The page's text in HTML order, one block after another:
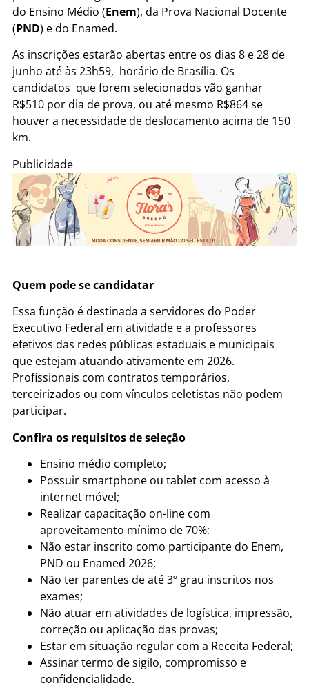
do Ensino Médio (Enem), da Prova Nacional Docente
(PND) e do Enamed.
As inscrições estarão abertas entre os dias 8 e 28 de
junho até às 23h59, horário de Brasília. Os
candidatos que forem selecionados vão ganhar
R$510 por dia de prova, ou até mesmo R$864 se
houver a necessidade de deslocamento acima de 150
km.
Publicidade
Quem pode se candidatar
Essa função é destinada a servidores do Poder
Executivo Federal em atividade e a professores
efetivos das redes públicas estaduais e municipais
que estejam atuando ativamente em 2026.
Profissionais com contratos temporários,
terceirizados ou com vínculos celetistas não podem
participar.
Confira os requisitos de seleção
Ensino médio completo;
Possuir smartphone ou tablet com acesso à
internet móvel;
Realizar capacitação on-line com
aproveitamento mínimo de 70%;
Não estar inscrito como participante do Enem,
PND ou Enamed 2026;
Não ter parentes de até 3º grau inscritos nos
exames;
Não atuar em atividades de logística, impressão,
correção ou aplicação das provas;
Estar em situação regular com a Receita Federal;
Assinar termo de sigilo, compromisso e
confidencialidade.